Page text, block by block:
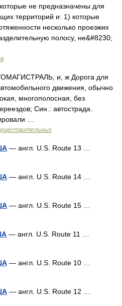
не предназначены для
территорий и: 1) которые
несколько проезжих
полосу, не&#8230;
и, ж Дорога для
движения, обычно
многополосная, без
Син.: автострада.
…
— англ. U.S. Route 13 …
— англ. U.S. Route 14 …
— англ. U.S. Route 15 …
— англ. U.S. Route 11 …
— англ. U.S. Route 10 …
— англ. U.S. Route 12 …